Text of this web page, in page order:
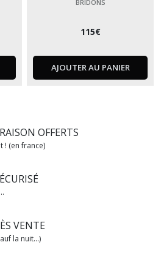
BRIDONS
115€
AJOUTER AU PANIER
OFFERTS
! (en france)
VENTE
la nuit...)